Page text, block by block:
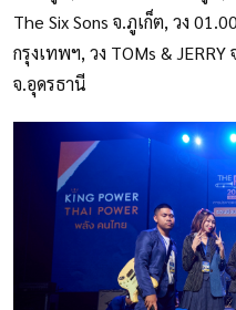
The Six Sons จ.ภูเก็ต, วง
กรุงเทพฯ, วง TOMs &
จ.อุดรธานี